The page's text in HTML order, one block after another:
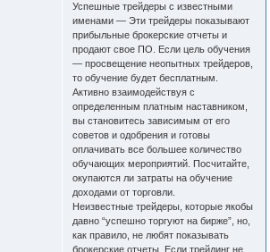
Успешные трейдеры с известными
именами — Эти трейдеры показывают
прибыльные брокерские отчеты и
продают свое ПО. Если цель обучения
— просвещение неопытных трейдеров,
то обучение будет бесплатным.
Активно взаимодействуя с
определенным платным наставником,
вы становитесь зависимым от его
советов и одобрения и готовы
оплачивать все большее количество
обучающих мероприятий. Посчитайте,
окупаются ли затраты на обучение
доходами от торговли.
Неизвестные трейдеры, которые якобы
давно “успешно торгуют на бирже”, но,
как правило, не любят показывать
брокерские отчеты. Если трейдинг не